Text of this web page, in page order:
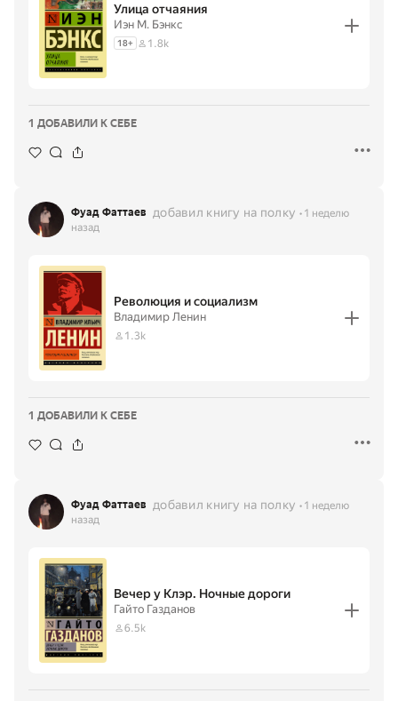
Улица отчаяния
Иэн М. Бэнкс
18+ 1.8k
1 ДОБАВИЛИ К СЕБЕ
Фуад Фаттаев добавил книгу на полку
1 неделю
назад
Революция и социализм
Владимир Ленин
1.3k
1 ДОБАВИЛИ К СЕБЕ
Фуад Фаттаев добавил книгу на полку
1 неделю
назад
Вечер у Клэр. Ночные дороги
Гайто Газданов
6.5k